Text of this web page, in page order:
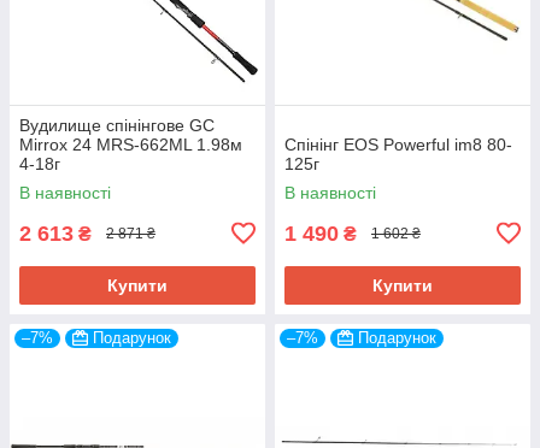
Вудилище спінінгове GC
Mirrox 24 MRS-662ML 1.98м
4-18г
В наявності
2 613 ₴ 2 871 ₴
Купити
Спінінг EOS Powerful im8 80-
125г
В наявності
1 490 ₴ 1 602 ₴
Купити
–7% Подарунок –7% Подарунок